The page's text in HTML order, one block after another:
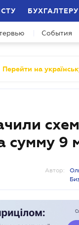
БУХГАЛТЕРУ
События
Перейти на
сумму 9
Автор: